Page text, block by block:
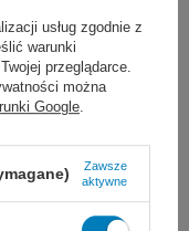
papierowe
usług zgodnie z
warunki
przeglądarce.
można
Google.
Zawsze
aktywne